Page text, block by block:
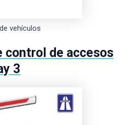
vehículos
control de accesos
3